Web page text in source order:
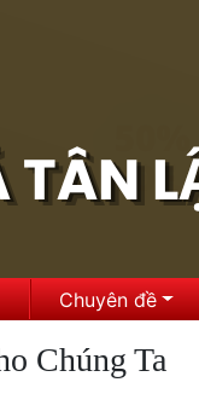
Chuyên đề
Chúng Ta